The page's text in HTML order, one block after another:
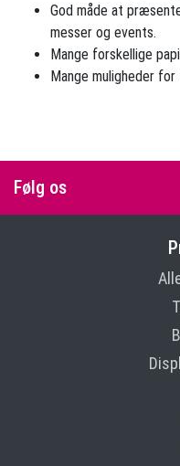
God måde at
messer og events.
Mange forskellige
Mange muligheder for
Følg os